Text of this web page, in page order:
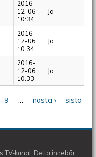
2016-
12-06
10:34
Ja
2016-
12-06
10:34
Ja
2016-
12-06
10:33
Ja
9 … nästa ›
sista
TV-kanal. Detta innebär